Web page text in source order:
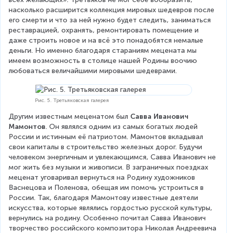
насколько расширится коллекция мировых шедевров после
его смерти и что за ней нужно будет следить, заниматься
реставрацией, охранять, ремонтировать помещение и
даже строить новое и на всё это понадобятся немалые
деньги. Но именно благодаря стараниям мецената мы
имеем возможность в столице нашей Родины воочию
любоваться величайшими мировыми шедеврами.
Рис. 5. Третьяковская галерея
Другим известным меценатом был Савва Иванович
Мамонтов. Он являлся одним из самых богатых людей
России и истинным её патриотом. Мамонтов вкладывал
свои капиталы в строительство железных дорог. Будучи
человеком энергичным и увлекающимся, Савва Иванович не
мог жить без музыки и живописи. В заграничных поездках
меценат уговаривал вернуться на Родину художников
Васнецова и Поленова, обещая им помочь устроиться в
России. Так, благодаря Мамонтову известные деятели
искусства, которые являлись гордостью русской культуры,
вернулись на родину. Особенно почитал Савва Иванович
творчество российского композитора Николая Андреевича